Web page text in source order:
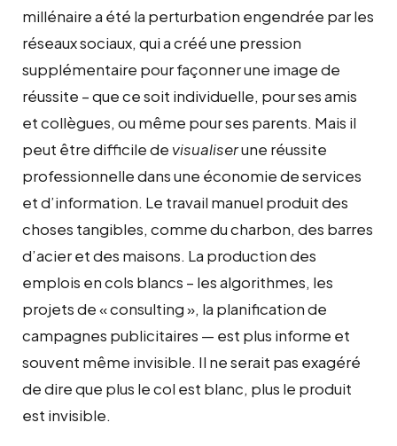
millénaire a été la perturbation engendrée par les
réseaux sociaux, qui a créé une pression
supplémentaire pour façonner une image de
réussite – que ce soit individuelle, pour ses amis
et collègues, ou même pour ses parents. Mais il
peut être difficile de visualiserune réussite
professionnelle dans une économie de services
et d’information. Le travail manuel produit des
choses tangibles, comme du charbon, des barres
d’acier et des maisons. La production des
emplois en cols blancs – les algorithmes, les
projets de « consulting », la planification de
campagnes publicitaires — est plus informe et
souvent même invisible. Il ne serait pas exagéré
de dire que plus le col est blanc, plus le produit
est invisible.